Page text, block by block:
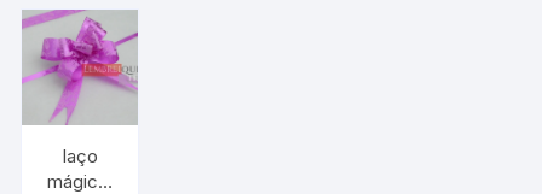
Aço
Inoxidável
laço
mágico,